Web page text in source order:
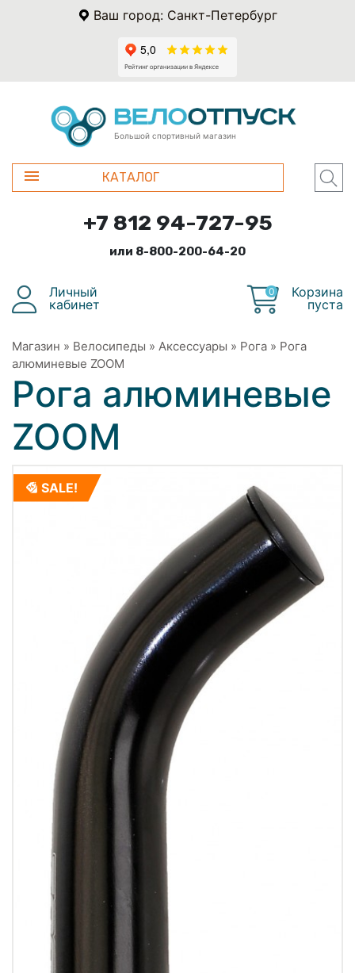
Ваш город: Санкт-Петербург
Большой спортивный магазин
КАТАЛОГ
+7 812 94-727-95
или 8-800-200-64-20
Личный
кабинет
0
Корзина
пуста
Магазин » Велосипеды » Аксессуары » Рога » Рога
алюминевые ZOOM
Рога алюминевые
ZOOM
SALE!